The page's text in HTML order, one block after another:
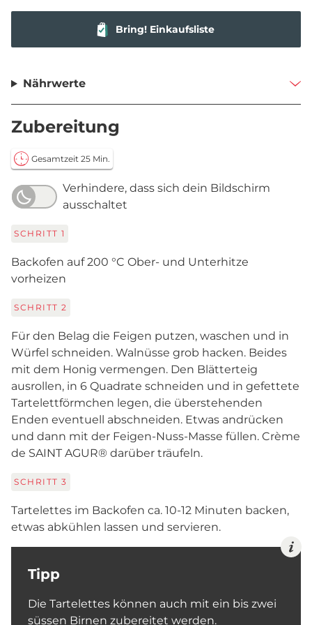
Bring! Einkaufsliste
Nährwerte
Zubereitung
Gesamtzeit 25 Min.
Verhindere, dass sich dein Bildschirm
ausschaltet
SCHRITT 1
Backofen auf 200 °C Ober- und Unterhitze
vorheizen
SCHRITT 2
Für den Belag die Feigen putzen, waschen und in
Würfel schneiden. Walnüsse grob hacken. Beides
mit dem Honig vermengen. Den Blätterteig
ausrollen, in 6 Quadrate schneiden und in gefettete
Tartelettförmchen legen, die überstehenden
Enden eventuell abschneiden. Etwas andrücken
und dann mit der Feigen-Nuss-Masse füllen. Crème
de SAINT AGUR® darüber träufeln.
SCHRITT 3
Tartelettes im Backofen ca. 10-12 Minuten backen,
etwas abkühlen lassen und servieren.
Tipp
Die Tartelettes können auch mit ein bis zwei
süssen Birnen zubereitet werden.